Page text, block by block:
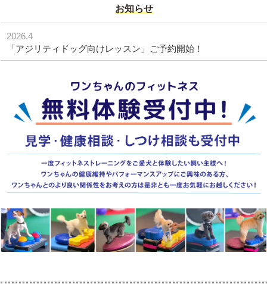
お知らせ
2026.4
「アジリティドッグ向けレッスン」ご予約開始！